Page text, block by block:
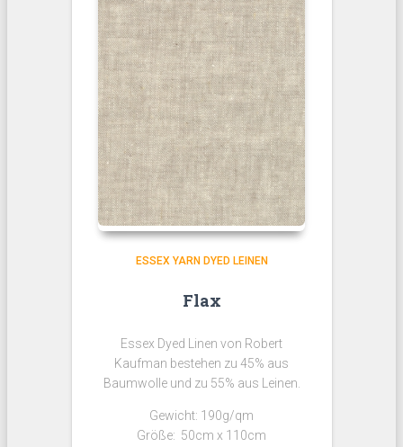
ESSEX YARN DYED LEINEN
Flax
Essex Dyed Linen von Robert
Kaufman bestehen zu 45% aus
Baumwolle und zu 55% aus Leinen.
Gewicht: 190g/qm
Größe: 50cm x 110cm